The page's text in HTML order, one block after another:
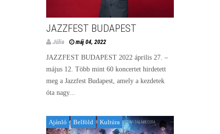
JAZZFEST BUDAPEST
Júlia máj 04, 2022
JAZZFEST BUDAPEST 2022 április 27. –
május 12. Több mint 60 koncertet hirdetett
meg a Jazzfest Budapest, amely a kezdetek
óta nagy...
Ajánló Belföld Kultúra